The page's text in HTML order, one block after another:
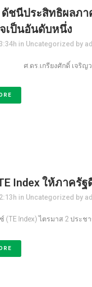
ดัชนีประสิทธิผลภ
เป็นอันดับหนึ่ง
in Uncategorized by
ศ.ดร.เกรียงศักดิ์ เจริ
Index ให้ภาครั
in Uncategorized by
(TE Index) ไตรมาส 2 ปร